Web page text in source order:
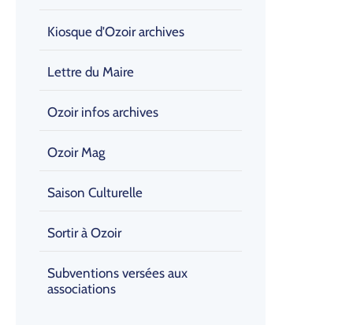
Kiosque d'Ozoir archives
Lettre du Maire
Ozoir infos archives
Ozoir Mag
Saison Culturelle
Sortir à Ozoir
Subventions versées aux
associations